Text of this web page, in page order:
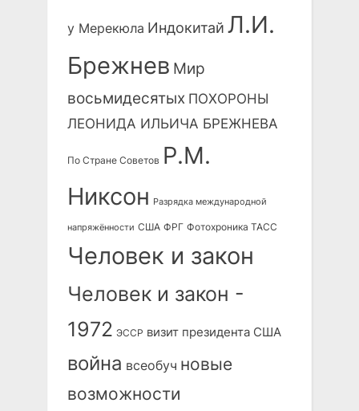
у Мерекюла Индокитай Л.И.
Брежнев Мир
восьмидесятых ПОХОРОНЫ
ЛЕОНИДА ИЛЬИЧА БРЕЖНЕВА
По Стране Советов Р.М.
Никсон Разрядка международной
напряжённости США ФРГ Фотохроника ТАСС
Человек и закон
Человек и закон -
1972 ЭССР визит президента США
война всеобуч новые
возможности